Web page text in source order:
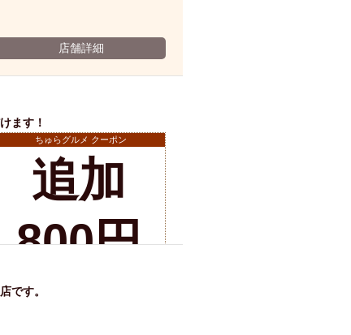
洋食
地中海料理
鍋
１時間が安い
野菜巻き串
ジンギスカン
タリアン
古島駅周辺
炉端焼き
ふぐ料理
ニュー
店舗詳細
ます！
ちゅらグルメ クーポン
追加
800円
で飲
です。